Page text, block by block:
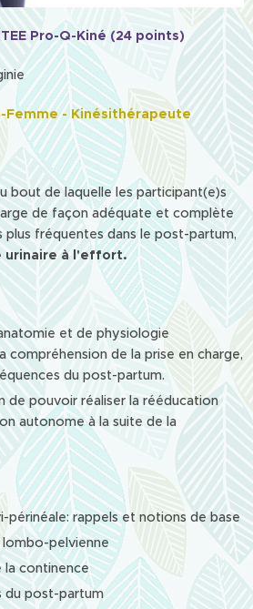
Pro-Q-Kiné (24 points)
Femme - Kinésithérapeute
bout de laquelle les participant(e)s
de façon adéquate et complète
plus fréquentes dans le post-partum,
urinaire à l'effort.
et de physiologie
compréhension de la prise en charge,
du post-partum.
de pouvoir réaliser la rééducation
autonome à la suite de la
périnéale: rappels et notions de base
pelvienne
la continence
du post-partum